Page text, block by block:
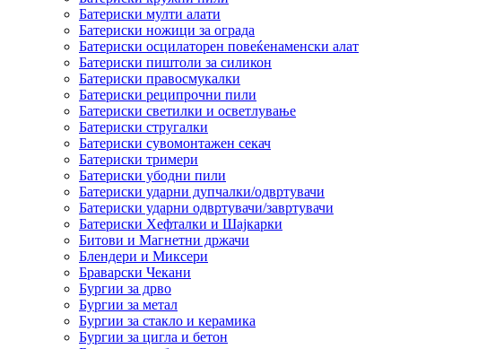
Батериски мулти алати
Батериски ножици за ограда
Батериски осцилаторен повеќенаменски алат
Батериски пиштоли за силикон
Батериски правосмукалки
Батериски реципрочни пили
Батериски светилки и осветлување
Батериски стругалки
Батериски сувомонтажен секач
Батериски тримери
Батериски убодни пили
Батериски ударни дупчалки/одвртувачи
Батериски ударни одвртувачи/завртувачи
Батериски Хефталки и Шајкарки
Битови и Магнетни држачи
Блендери и Миксери
Браварски Чекани
Бургии за дрво
Бургии за метал
Бургии за стакло и керамика
Бургии за цигла и бетон